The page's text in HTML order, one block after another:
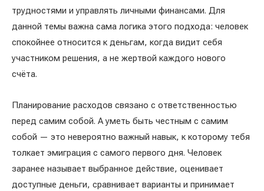
трудностями и управлять личными финансами. Для
данной темы важна сама логика этого подхода: человек
спокойнее относится к деньгам, когда видит себя
участником решения, а не жертвой каждого нового
счёта.
Планирование расходов связано с ответственностью
перед самим собой. А уметь быть честным с самим
собой — это невероятно важный навык, к которому тебя
толкает эмиграция с самого первого дня. Человек
заранее называет выбранное действие, оценивает
доступные деньги, сравнивает варианты и принимает